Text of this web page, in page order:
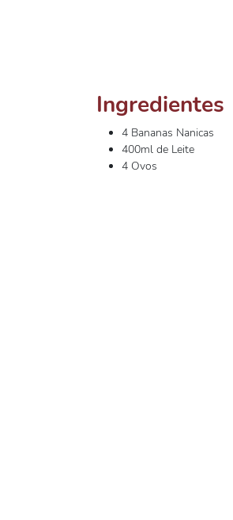
Ingredientes
4 Bananas Nanicas
400ml de Leite
4 Ovos